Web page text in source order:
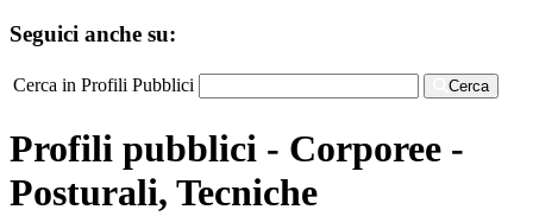
Seguici anche su:
Cerca in Profili Pubblici Cerca
Profili pubblici - Corporee -
Posturali, Tecniche